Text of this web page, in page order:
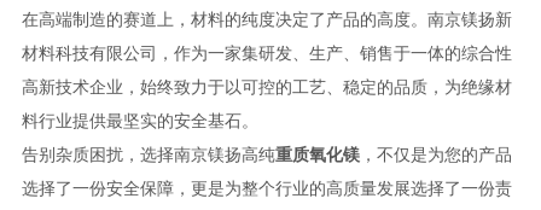
在高端制造的赛道上，材料的纯度决定了产品的高度。南京镁扬新
材料科技有限公司，作为一家集研发、生产、销售于一体的综合性
高新技术企业，始终致力于以可控的工艺、稳定的品质，为绝缘材
料行业提供最坚实的安全基石。
告别杂质困扰，选择南京镁扬高纯重质氧化镁，不仅是为您的产品
选择了一份安全保障，更是为整个行业的高质量发展选择了一份责